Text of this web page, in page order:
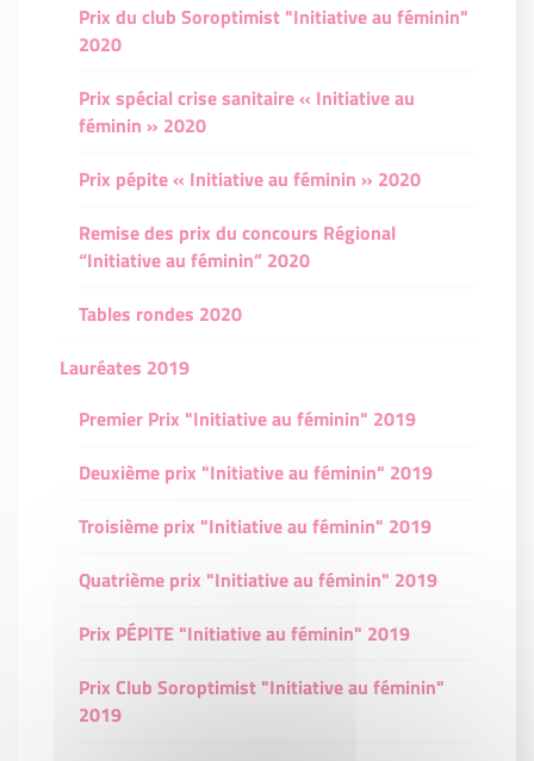
Prix du club Soroptimist "Initiative au féminin"
2020
Prix spécial crise sanitaire « Initiative au
féminin » 2020
Prix pépite « Initiative au féminin » 2020
Remise des prix du concours Régional
“Initiative au féminin” 2020
Tables rondes 2020
Lauréates 2019
Premier Prix "Initiative au féminin" 2019
Deuxième prix "Initiative au féminin" 2019
Troisième prix "Initiative au féminin" 2019
Quatrième prix "Initiative au féminin" 2019
Prix PÉPITE "Initiative au féminin" 2019
Prix Club Soroptimist "Initiative au féminin"
2019